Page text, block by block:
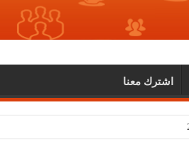
اشترك معنا